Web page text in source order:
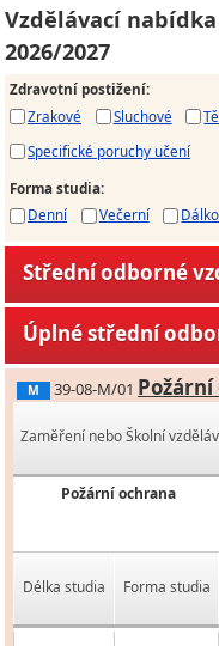
Vzdělávací
2026/2027
Zdravotní postižení:
Zrakové
Sluchové
Specifické poruchy učení
Forma studia:
Denní
Večerní
Střední odborné
Úplné střední
M 39-08-M/01
Zaměření nebo Školní
Požární ochrana
Délka studia Forma studia